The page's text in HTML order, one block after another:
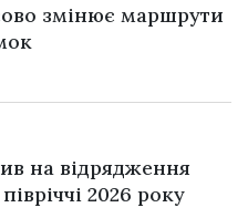
змінює маршрути
на відрядження
2026 року